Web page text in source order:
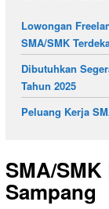
Lowongan
SMA/SMK
Dibutuhkan
Tahun 2025
Peluang Kerja
SMA/
Sampang